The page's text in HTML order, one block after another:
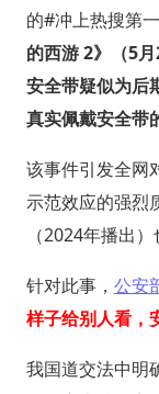
的#冲上热搜第一
的西游 2》（5
安全带疑似为后
真实佩戴安全带
该事件引发全网
示范效应的强烈
（2024年播出
针对此事， 公安
样子给别人看，
我国道交法中明